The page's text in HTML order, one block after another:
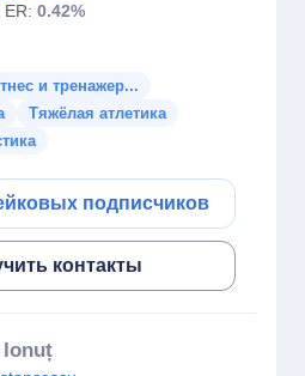
ER: 0.42%
и тренажер...
Тяжёлая атлетика
подписчиков
контакты